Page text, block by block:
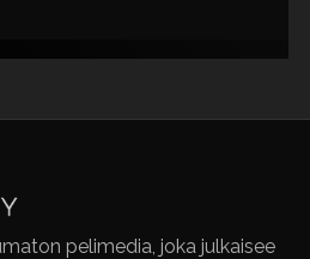
pelimedia, joka julkaisee